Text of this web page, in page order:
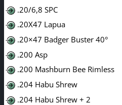
.20/6,8 SPC
.20X47 Lapua
.20×47 Badger Buster 40°
.200 Asp
.200 Mashburn Bee Rimless
.204 Habu Shrew
.204 Habu Shrew + 2